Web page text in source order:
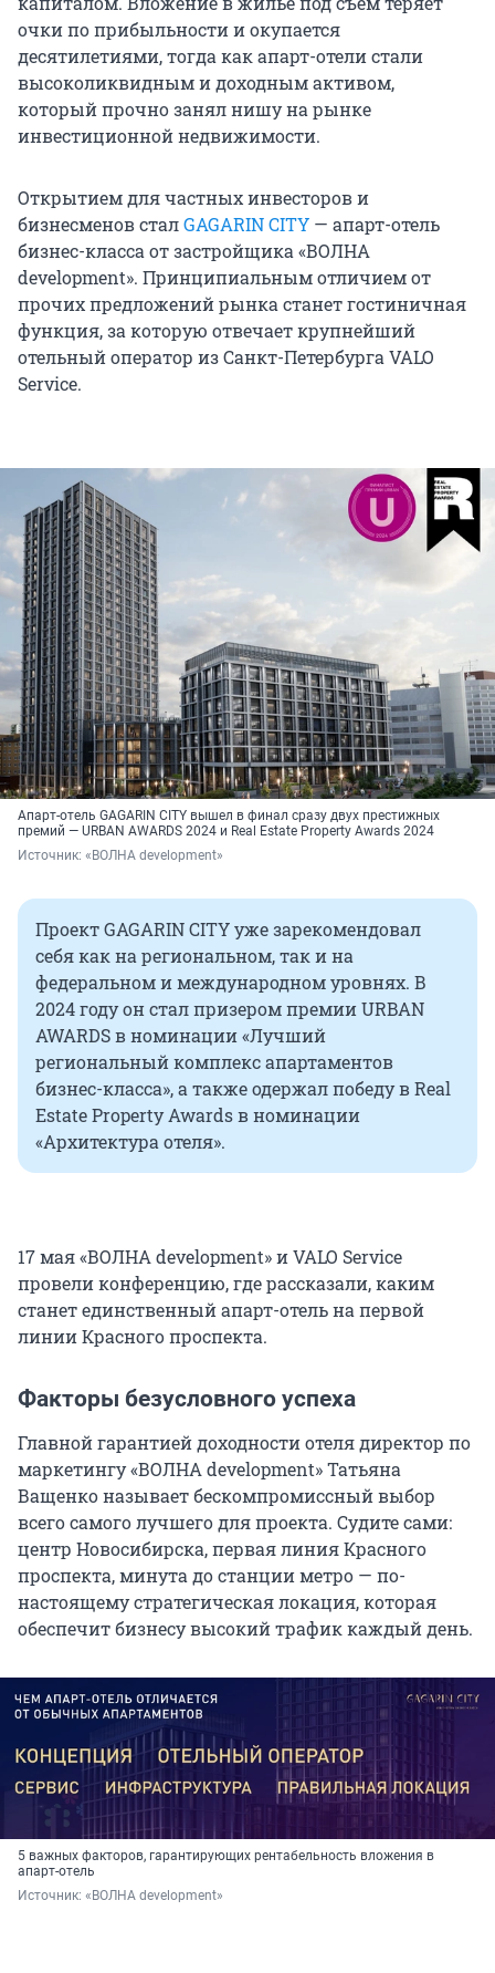
очки по прибыльности и окупается
десятилетиями, тогда как апарт-отели стали
высоколиквидным и доходным активом,
который прочно занял нишу на рынке
инвестиционной недвижимости.
Открытием для частных инвесторов и
бизнесменов сталGAGARIN CITY — апарт-отель
бизнес-класса от застройщика «ВОЛНА
development». Принципиальным отличием от
прочих предложений рынка станет гостиничная
функция, за которую отвечает крупнейший
отельный оператор из Санкт-Петербурга VALO
Service.
Апарт-отель GAGARIN CITY вышел в финал сразу двух престижных
премий — URBAN AWARDS 2024 и Real Estate Property Awards 2024
Источник: «ВОЛНА development»
Проект GAGARIN CITY уже зарекомендовал
себя как на региональном, так и на
федеральном и международном уровнях. В
2024 году он стал призером премии URBAN
AWARDS в номинации «Лучший
региональный комплекс апартаментов
бизнес-класса», а также одержал победу в Real
Estate Property Awards в номинации
«Архитектура отеля».
17 мая «ВОЛНА development» и VALO Service
провели конференцию, где рассказали, каким
станет единственный апарт-отель на первой
линии Красного проспекта.
Факторы безусловного успеха
Главной гарантией доходности отеля директор по
маркетингу «ВОЛНА development» Татьяна
Ващенко называет бескомпромиссный выбор
всего самого лучшего для проекта. Судите сами:
центр Новосибирска, первая линия Красного
проспекта, минута до станции метро — по-
настоящему стратегическая локация, которая
обеспечит бизнесу высокий трафик каждый день.
5 важных факторов, гарантирующих рентабельность вложения в
апарт-отель
Источник: «ВОЛНА development»